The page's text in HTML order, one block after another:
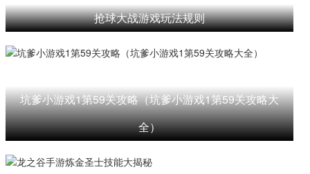
抢球大战游戏玩法规则
坑爹小游戏1第59关攻略（坑爹小游戏1第59关攻略大
全）